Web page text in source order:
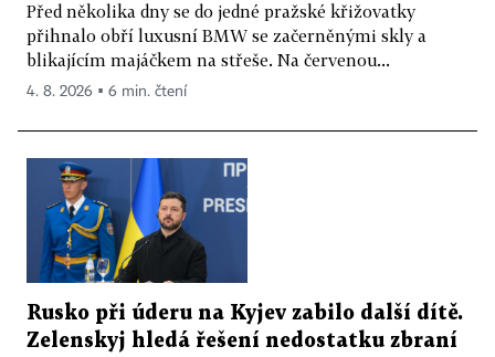
Před několika dny se do jedné pražské křižovatky
přihnalo obří luxusní BMW se začerněnými skly a
blikajícím majáčkem na střeše. Na červenou...
4. 8. 2026 ▪ 6 min. čtení
Rusko při úderu na Kyjev zabilo další dítě.
Zelenskyj hledá řešení nedostatku zbraní